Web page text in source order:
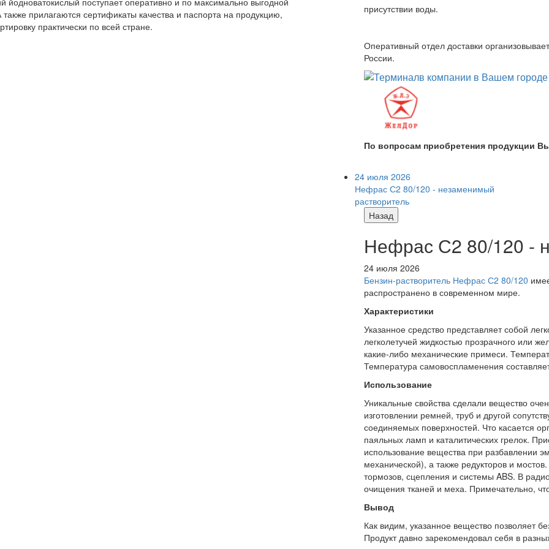
прилагаются сертификаты качества и паспорта на продукцию,
практически по всей стране.
присутствии воды.
Оперативный отдел доставки
России.
По вопросам приобретения продукции
24 июля 2026
Нефрас С2 80/120 - незаменимый
растворитель
Назад
Нефрас С2 80/120 -
24 июля 2026
Бензин-растворитель Нефрас С2 80/120
распространено в современном мире.
Характеристики
Указанное средство представляет собой
легколетучей жидкостью прозрачного или
какие-либо механические примеси.
Температура самовоспламенения
Использование
Уникальные свойства сделали вещество
изготовлении ремней, труб и другой
соединяемых поверхностей. Что касается
паяльных ламп и каталитических грелок.
использование вещества при разбавлении
механической), а также редукторов и
тормозов, сцепления и системы ABS. В
очищения тканей и меха. Примечательно,
Вывод
Как видим, указанное вещество позволяет
Продукт давно зарекомендовал себя в